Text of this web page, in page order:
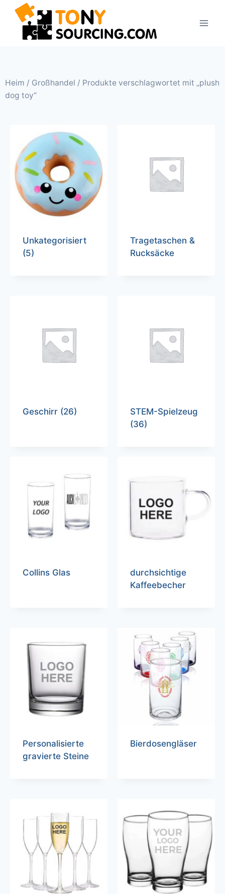
Heim / Großhandel / Produkte verschlagwortet mit „plush
dog toy“
Unkategorisiert
(5)
Tragetaschen &
Rucksäcke
Geschirr (26)
STEM-Spielzeug
(36)
Collins Glas
durchsichtige
Kaffeebecher
Personalisierte
gravierte Steine
Bierdosengläser